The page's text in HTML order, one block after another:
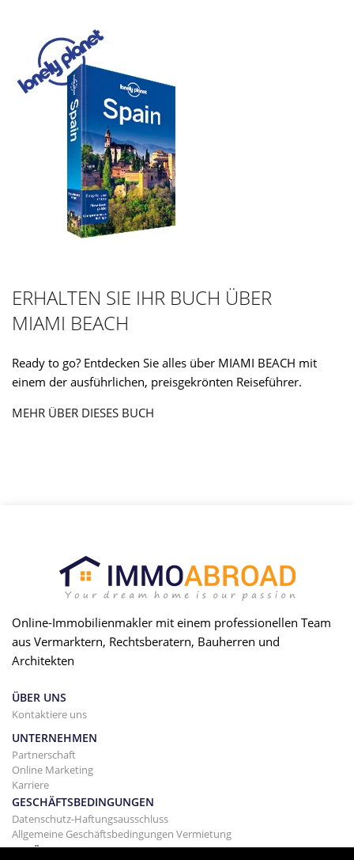
ERHALTEN SIE IHR BUCH ÜBER
MIAMI BEACH
Ready to go? Entdecken Sie alles über MIAMI BEACH mit
einem der ausführlichen, preisgekrönten Reiseführer.
MEHR ÜBER DIESES BUCH
Online-Immobilienmakler mit einem professionellen Team
aus Vermarktern, Rechtsberatern, Bauherren und
Architekten
ÜBER UNS
Kontaktiere uns
UNTERNEHMEN
Partnerschaft
Online Marketing
Karriere
GESCHÄFTSBEDINGUNGEN
Datenschutz-Haftungsausschluss
Allgemeine Geschäftsbedingungen Vermietung
GEBÄUDE